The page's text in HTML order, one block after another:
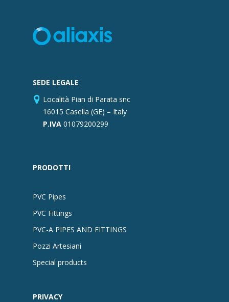
SEDE LEGALE
Località Pian di Parata snc
16015 Casella (GE) – Italy
P.IVA 01079200299
PRODOTTI
PVC Pipes
PVC Fittings
PVC-A PIPES AND FITTINGS
Pozzi Artesiani
Special products
PRIVACY